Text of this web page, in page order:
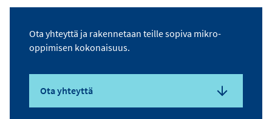
Ota yhteyttä ja rakennetaan teille sopiva mikro-
oppimisen kokonaisuus.
Ota yhteyttä